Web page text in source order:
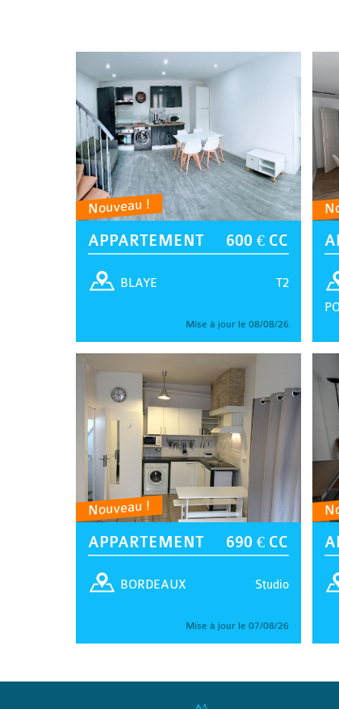
Nouveau !
APPARTEMENT 600 € CC
T2
BLAYE
Mise à jour le 08/08/26
Nouveau !
APPARTEMENT 690 € CC
Studio
BORDEAUX
Mise à jour le 07/08/26